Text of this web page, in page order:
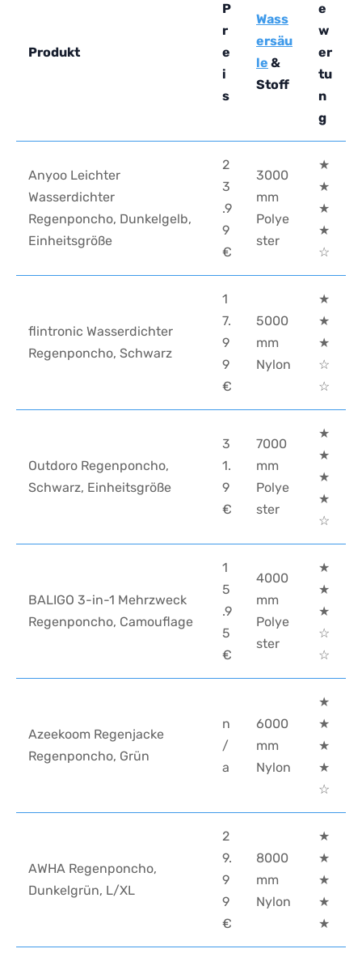
Produkt
P
r
e
i
s
Wass
ersäu
le &
Stoff
e
w
er
tu
n
g
Anyoo Leichter
Wasserdichter
Regenponcho, Dunkelgelb,
Einheitsgröße
2
3
.9
9
€
3000
mm
Polye
ster
★
★
★
★
☆
flintronic Wasserdichter
Regenponcho, Schwarz
1
7.
9
9
€
5000
mm
Nylon
★
★
★
☆
☆
Outdoro Regenponcho,
Schwarz, Einheitsgröße
3
1.
9
€
7000
mm
Polye
ster
★
★
★
★
☆
BALIGO 3-in-1 Mehrzweck
Regenponcho, Camouflage
1
5
.9
5
€
4000
mm
Polye
ster
★
★
★
☆
☆
Azeekoom Regenjacke
Regenponcho, Grün
n
/
a
6000
mm
Nylon
★
★
★
★
☆
AWHA Regenponcho,
Dunkelgrün, L/XL
2
9.
9
9
€
8000
mm
Nylon
★
★
★
★
★